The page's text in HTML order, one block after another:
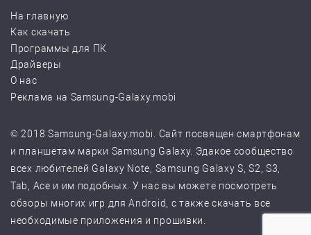
На главную
Как скачать
Программы для ПК
Драйверы
О нас
Реклама на Samsung-Galaxy.mobi
© 2018 Samsung-Galaxy.mobi. Сайт посвящен смартфонам
и планшетам марки Samsung Galaxy. Эдакое сообщество
всех любителей Galaxy Note, Samsung Galaxy S, S2, S3,
Tab, Ace и им подобных. У нас вы можете посмотреть
обзоры многих игр для Android, с также скачать все
необходимые приложения и прошивки.